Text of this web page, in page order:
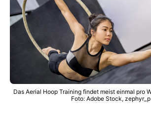
Das Aerial Hoop Training findet meist einmal pro
Foto: Adobe Stock, zephyr_p